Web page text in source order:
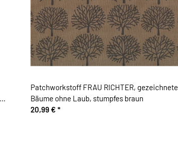
Patchworkstoff FRAU RICHTER, gezeichnete
Bäume ohne Laub, stumpfes braun
20,99 € *